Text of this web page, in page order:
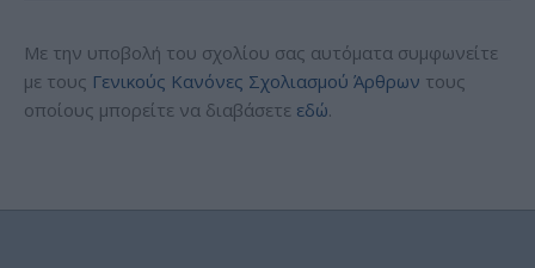
Με την υποβολή του σχολίου σας αυτόματα συμφωνείτε
με τους Γενικούς Κανόνες Σχολιασμού Άρθρων τους
οποίους μπορείτε να διαβάσετε εδώ.